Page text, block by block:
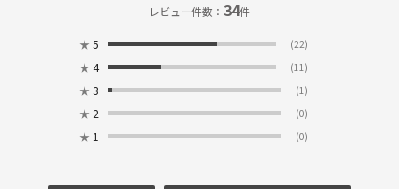
レビュー件数： 34件
★ 5 (22)
★ 4 (11)
★ 3 (1)
★ 2 (0)
★ 1 (0)